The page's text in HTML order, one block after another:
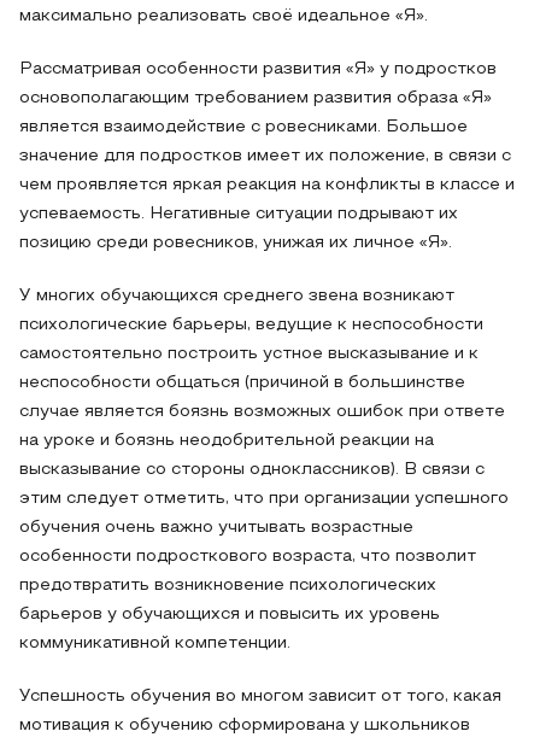
максимально реализовать своё идеальное «Я».
Рассматривая особенности развития «Я» у подростков
основополагающим требованием развития образа «Я»
является взаимодействие с ровесниками. Большое
значение для подростков имеет их положение, в связи с
чем проявляется яркая реакция на конфликты в классе и
успеваемость. Негативные ситуации подрывают их
позицию среди ровесников, унижая их личное «Я».
У многих обучающихся среднего звена возникают
психологические барьеры, ведущие к неспособности
самостоятельно построить устное высказывание и к
неспособности общаться (причиной в большинстве
случае является боязнь возможных ошибок при ответе
на уроке и боязнь неодобрительной реакции на
высказывание со стороны одноклассников). В связи с
этим следует отметить, что при организации успешного
обучения очень важно учитывать возрастные
особенности подросткового возраста, что позволит
предотвратить возникновение психологических
барьеров у обучающихся и повысить их уровень
коммуникативной компетенции.
Успешность обучения во многом зависит от того, какая
мотивация к обучению сформирована у школьников